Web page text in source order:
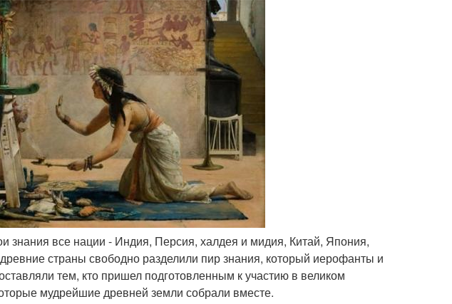
знания все нации - Индия, Персия, халдея и мидия, Китай, Япония,
страны свободно разделили пир знания, который иерофанты и
тем, кто пришел подготовленным к участию в великом
мудрейшие древней земли собрали вместе.